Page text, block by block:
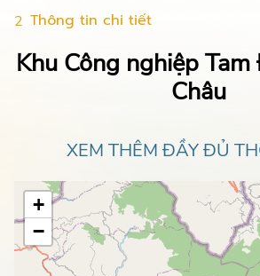
2 Thông tin chi tiết
Khu Công nghiệp
Châu
XEM THÊM ĐẦY ĐỦ
+
−